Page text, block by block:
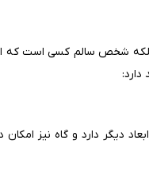
شخص سالم کسی است که از
دیگر دارد و گاه نیز